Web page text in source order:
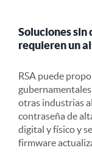
Soluciones sin
requieren un
RSA puede
otras industrias
contraseña de
digital y físico y
firmware